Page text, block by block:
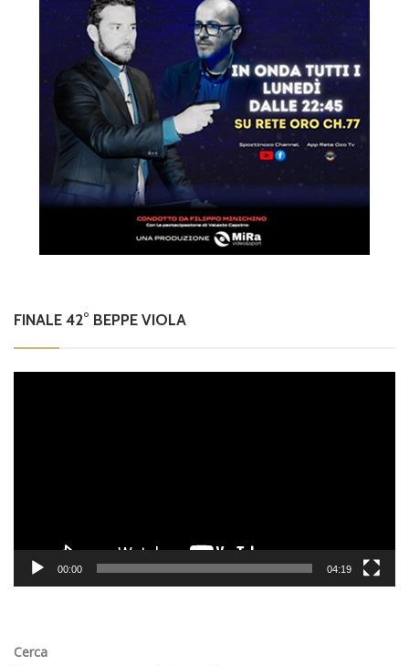
FINALE 42° BEPPE VIOLA
00:00 04:19
Cerca